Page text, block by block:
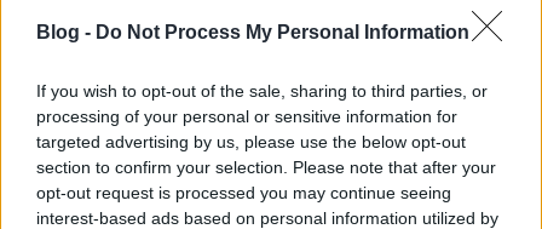
Blog - Do Not Process My Personal Information
If you wish to opt-out of the sale, sharing to third parties, or
processing of your personal or sensitive information for
targeted advertising by us, please use the below opt-out
section to confirm your selection. Please note that after your
opt-out request is processed you may continue seeing
interest-based ads based on personal information utilized by
A volt macedón fővárosban, Verginában ettünk egy
helyi kisvendéglőben ilyen mártást. Itthon
íme ahol most tartok, ez már közelít és talán Vergina
hiányzik…
Originál görög SALÁTA avagy a
parasztsaláta vagyis a Horiatiki